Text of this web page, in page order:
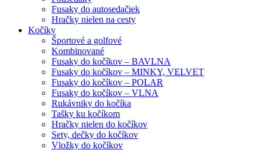
Fusaky do autosedačiek
Hračky nielen na cesty
Kočíky
Športové a golfové
Kombinované
Fusaky do kočíkov – BAVLNA
Fusaky do kočíkov – MINKY, VELVET
Fusaky do kočíkov – POLAR
Fusaky do kočíkov – VLNA
Rukávniky do kočíka
Tašky ku kočíkom
Hračky nielen do kočíkov
Sety, dečky do kočíkov
Vložky do kočíkov